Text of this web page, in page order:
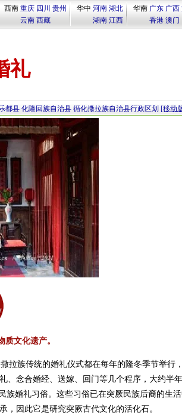
西南 重庆 四川 贵州
云南 西藏
华中 河南 湖北
湖南 江西
华南 广东 广西
香港 澳门
礼
都县 化隆回族自治县 循化撒拉族自治县行政区划 [移动
文化遗产。
拉族传统的婚礼仪式都在每年的隆冬季节举行
、念合婚经、送嫁、回门等几个程序，大约半
族婚礼习俗。这些习俗已在突厥民族后裔的生
因此它是研究突厥古代文化的活化石。